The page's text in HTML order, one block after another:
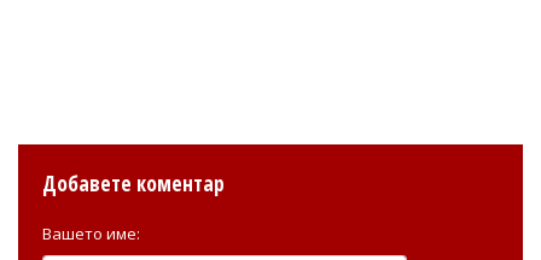
Добавете коментар
Вашето име: